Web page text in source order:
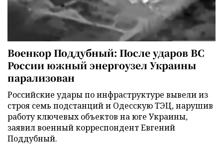
Военкор Поддубный: После ударов ВС
России южный энергоузел Украины
парализован
Российские удары по инфраструктуре вывели из
строя семь подстанций и Одесскую ТЭЦ, нарушив
работу ключевых объектов на юге Украины,
заявил военный корреспондент Евгений
Поддубный.